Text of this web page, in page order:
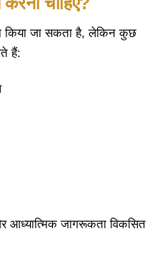
किया जा सकता है, लेकिन कुछ
हैं:
आध्यात्मिक जागरूकता विकसित